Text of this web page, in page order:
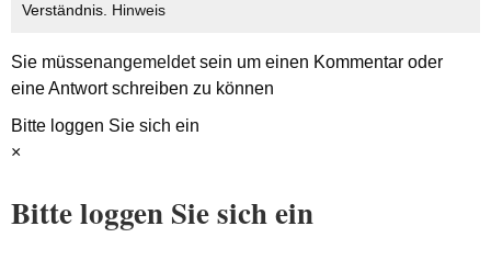
Verständnis. Hinweis
Sie müssenangemeldetsein um einen Kommentar oder
eine Antwort schreiben zu können
Bitte loggen Sie sich ein
×
Bitte loggen Sie sich ein